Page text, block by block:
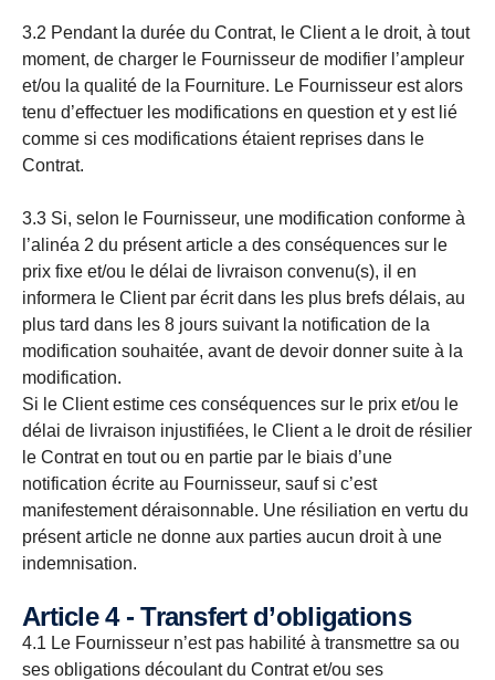
3.2 Pendant la durée du Contrat, le Client a le droit, à tout
moment, de charger le Fournisseur de modifier l’ampleur
et/ou la qualité de la Fourniture. Le Fournisseur est alors
tenu d’effectuer les modifications en question et y est lié
comme si ces modifications étaient reprises dans le
Contrat.
3.3 Si, selon le Fournisseur, une modification conforme à
l’alinéa 2 du présent article a des conséquences sur le
prix fixe et/ou le délai de livraison convenu(s), il en
informera le Client par écrit dans les plus brefs délais, au
plus tard dans les 8 jours suivant la notification de la
modification souhaitée, avant de devoir donner suite à la
modification.
Si le Client estime ces conséquences sur le prix et/ou le
délai de livraison injustifiées, le Client a le droit de résilier
le Contrat en tout ou en partie par le biais d’une
notification écrite au Fournisseur, sauf si c’est
manifestement déraisonnable. Une résiliation en vertu du
présent article ne donne aux parties aucun droit à une
indemnisation.
Article 4 - Transfert d’obligations
4.1 Le Fournisseur n’est pas habilité à transmettre sa ou
ses obligations découlant du Contrat et/ou ses